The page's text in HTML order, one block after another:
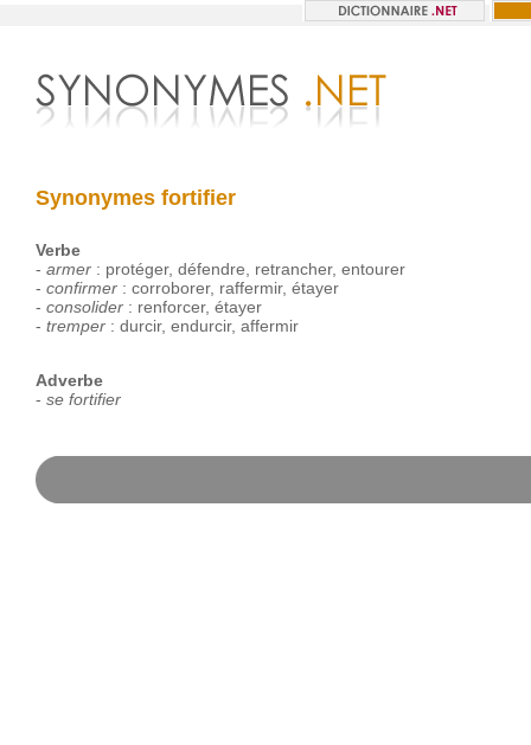
Synonymes fortifier
Verbe
- armer: protéger, défendre retrancher, entourer
- confirmer: corroborer, raffermir, étayer
- consolider: renforcer, étayer
- tremper: durcir, endurcir, affermir
Adverbe
- se fortifier